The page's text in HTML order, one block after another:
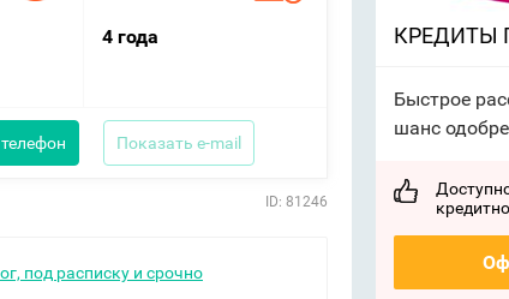
4 года
Показать e-mail
ID: 81246
под расписку и срочно
КРЕДИТЫ
Быстрое
шанс